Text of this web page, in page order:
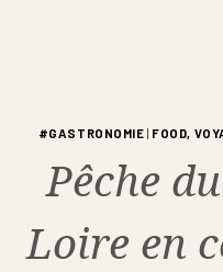
#GASTRONOMIE FOOD,
Pêche
Loire en